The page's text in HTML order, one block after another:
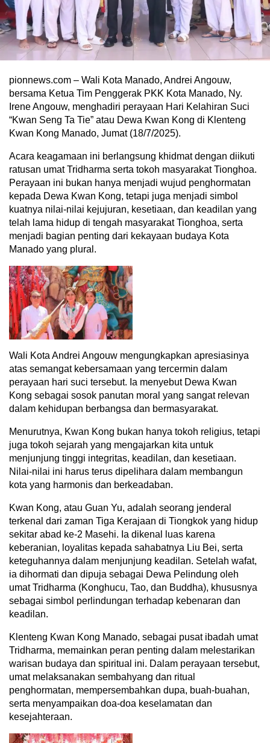
pionnews.com – Wali Kota Manado, Andrei Angouw,
bersama Ketua Tim Penggerak PKK Kota Manado, Ny.
Irene Angouw, menghadiri perayaan Hari Kelahiran Suci
“Kwan Seng Ta Tie” atau Dewa Kwan Kong di Klenteng
Kwan Kong Manado, Jumat (18/7/2025).
Acara keagamaan ini berlangsung khidmat dengan diikuti
ratusan umat Tridharma serta tokoh masyarakat Tionghoa.
Perayaan ini bukan hanya menjadi wujud penghormatan
kepada Dewa Kwan Kong, tetapi juga menjadi simbol
kuatnya nilai-nilai kejujuran, kesetiaan, dan keadilan yang
telah lama hidup di tengah masyarakat Tionghoa, serta
menjadi bagian penting dari kekayaan budaya Kota
Manado yang plural.
Wali Kota Andrei Angouw mengungkapkan apresiasinya
atas semangat kebersamaan yang tercermin dalam
perayaan hari suci tersebut. Ia menyebut Dewa Kwan
Kong sebagai sosok panutan moral yang sangat relevan
dalam kehidupan berbangsa dan bermasyarakat.
Menurutnya, Kwan Kong bukan hanya tokoh religius, tetapi
juga tokoh sejarah yang mengajarkan kita untuk
menjunjung tinggi integritas, keadilan, dan kesetiaan.
Nilai-nilai ini harus terus dipelihara dalam membangun
kota yang harmonis dan berkeadaban.
Kwan Kong, atau Guan Yu, adalah seorang jenderal
terkenal dari zaman Tiga Kerajaan di Tiongkok yang hidup
sekitar abad ke-2 Masehi. Ia dikenal luas karena
keberanian, loyalitas kepada sahabatnya Liu Bei, serta
keteguhannya dalam menjunjung keadilan. Setelah wafat,
ia dihormati dan dipuja sebagai Dewa Pelindung oleh
umat Tridharma (Konghucu, Tao, dan Buddha), khususnya
sebagai simbol perlindungan terhadap kebenaran dan
keadilan.
Klenteng Kwan Kong Manado, sebagai pusat ibadah umat
Tridharma, memainkan peran penting dalam melestarikan
warisan budaya dan spiritual ini. Dalam perayaan tersebut,
umat melaksanakan sembahyang dan ritual
penghormatan, mempersembahkan dupa, buah-buahan,
serta menyampaikan doa-doa keselamatan dan
kesejahteraan.